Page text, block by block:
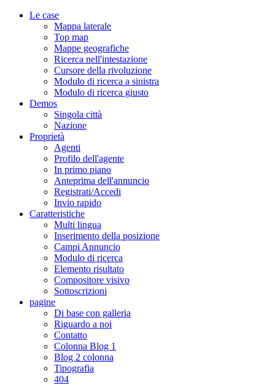
Le case
Mappa laterale
Top map
Mappe geografiche
Ricerca nell'intestazione
Cursore della rivoluzione
Modulo di ricerca a sinistra
Modulo di ricerca giusto
Demos
Singola città
Nazione
Proprietà
Agenti
Profilo dell'agente
In primo piano
Anteprima dell'annuncio
Registrati/Accedi
Invio rapido
Caratteristiche
Multi lingua
Inserimento della posizione
Campi Annuncio
Modulo di ricerca
Elemento risultato
Compositore visivo
Sottoscrizioni
pagine
Di base con galleria
Riguardo a noi
Contatto
Colonna Blog 1
Blog 2 colonna
Tipografia
404